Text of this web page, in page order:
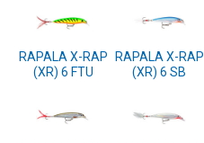
RAPALA X-RAP
(XR) 6 FTU
RAPALA X-RAP
(XR) 6 SB